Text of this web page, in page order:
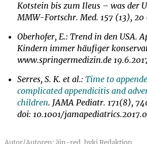
Kotstein bis zum Ileus – was der
MMW-Fortschr. Med. 157 (13), 20
Oberhofer, E.: Trend in den USA.
Kindern immer häufiger
www.springermedizin.de
Serres, S. K. et al.: Time to
complicated appendicitis and
children. JAMA Pediatr. 171(8),
doi: 10.1001/